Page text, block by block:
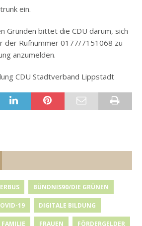
ein.
Gründen bittet die CDU darum, sich
der Rufnummer 0177/7151068 zu
anzumelden.
CDU Stadtverband Lippstadt
BÜNDNIS90/DIE GRÜNEN
19 DIGITALE BILDUNG
FAMILIE FRAUEN FÖRDERGELDER